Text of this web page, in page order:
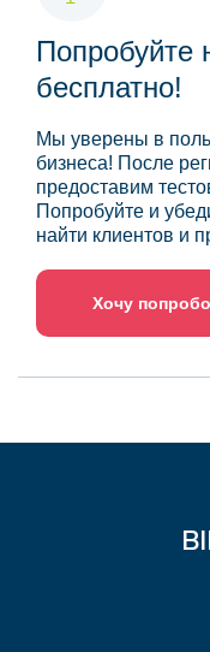
Попробуйте
бесплатно!
Мы уверены в
бизнеса! После
предоставим
Попробуйте и
найти клиентов и
Хочу